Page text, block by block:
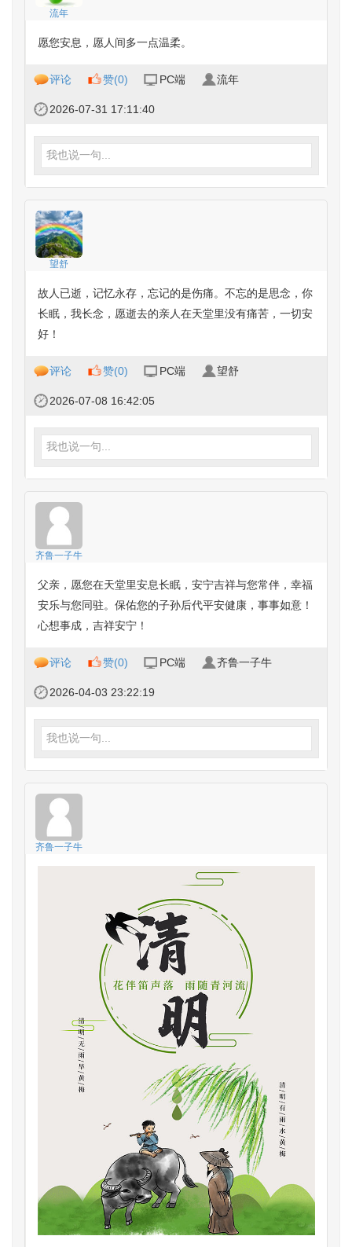
流年
愿您安息，愿人间多一点温柔。
评论 赞(0) PC端 流年
2026-07-31 17:11:40
我也说一句...
望舒
故人已逝，记忆永存，忘记的是伤痛。不忘的是思念，你
长眠，我长念，愿逝去的亲人在天堂里没有痛苦，一切安
好！
评论 赞(0) PC端 望舒
2026-07-08 16:42:05
我也说一句...
齐鲁一子牛
父亲，愿您在天堂里安息长眠，安宁吉祥与您常伴，幸福
安乐与您同驻。保佑您的子孙后代平安健康，事事如意！
心想事成，吉祥安宁！
评论 赞(0) PC端 齐鲁一子牛
2026-04-03 23:22:19
我也说一句...
齐鲁一子牛